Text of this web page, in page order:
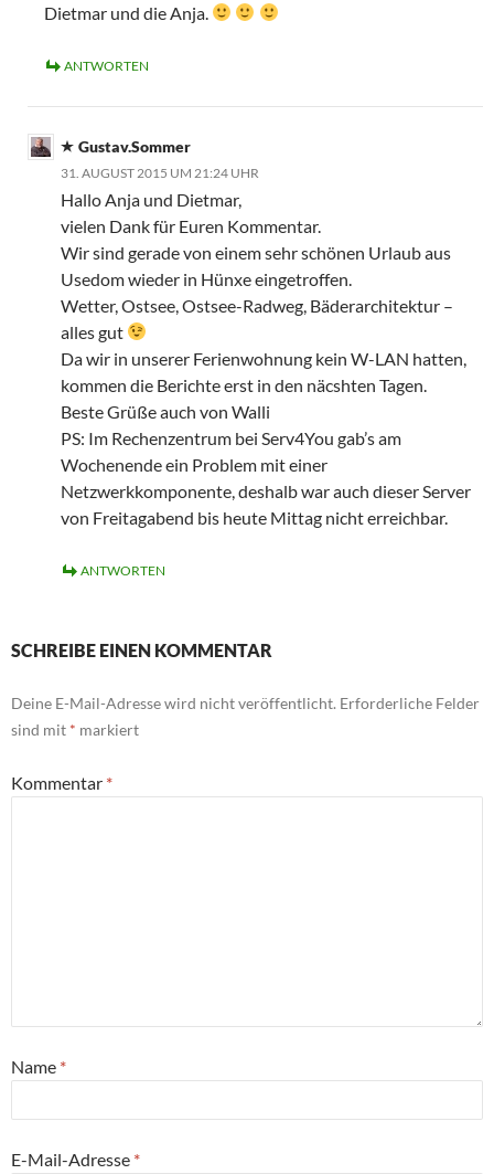
Dietmar und die Anja.
ANTWORTEN
Gustav.Sommer
31. AUGUST 2015 UM 21:24 UHR
Hallo Anja und Dietmar,
vielen Dank für Euren Kommentar.
Wir sind gerade von einem sehr schönen Urlaub aus
Usedom wieder in Hünxe eingetroffen.
Wetter, Ostsee, Ostsee-Radweg, Bäderarchitektur –
alles gut
Da wir in unserer Ferienwohnung kein W-LAN hatten,
kommen die Berichte erst in den näcshten Tagen.
Beste Grüße auch von Walli
PS: Im Rechenzentrum bei Serv4You gab’s am
Wochenende ein Problem mit einer
Netzwerkkomponente, deshalb war auch dieser Server
von Freitagabend bis heute Mittag nicht erreichbar.
ANTWORTEN
SCHREIBE EINEN KOMMENTAR
Deine E-Mail-Adresse wird nicht veröffentlicht. Erforderliche Felder
sind mit * markiert
Kommentar *
Name *
E-Mail-Adresse *